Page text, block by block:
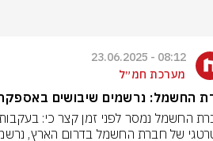
08:12 - 23.06.2025
מערכת חמ״ל
החשמל: נרשמים שיבושים